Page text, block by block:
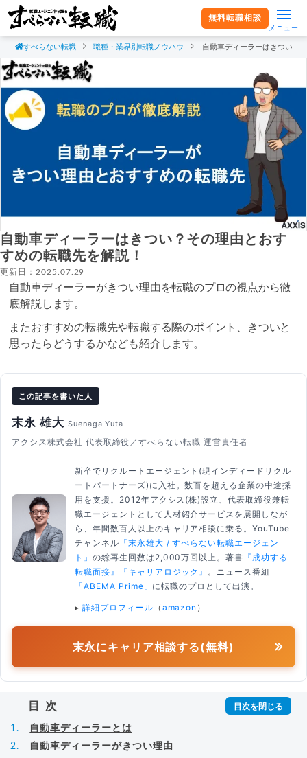
無料転職相談
メニュー
すべらない転職 職種・業界別転職ノウハウ 自動車ディーラーはきつい？
自動車ディーラーはきつい？その理由とおす
すめの転職先を解説！
更新日：2025.07.29
自動車ディーラーがきつい理由を転職のプロの視点から徹
底解説します。
またおすすめの転職先や転職する際のポイント、きついと
思ったらどうするかなども紹介します。
この記事を書いた人
末永 雄大 Suenaga Yuta
アクシス株式会社 代表取締役／すべらない転職 運営責任者
新卒でリクルートエージェント(現インディードリクル
ートパートナーズ)に入社。数百を超える企業の中途採
用を支援。2012年アクシス(株)設立、代表取締役兼転
職エージェントとして人材紹介サービスを展開しなが
ら、年間数百人以上のキャリア相談に乗る。YouTube
チャンネル 「末永雄大 / すべらない転職エージェン
ト」 の総再生回数は2,000万回以上。著書 『成功する
転職面接』
『キャリアロジック』
。ニュース番組
「ABEMA Prime」 に転職のプロとして出演。
▸ 詳細プロフィール （ amazon ）
末永にキャリア相談する(無料)
目次
自動車ディーラーとは
自動車ディーラーがきつい理由